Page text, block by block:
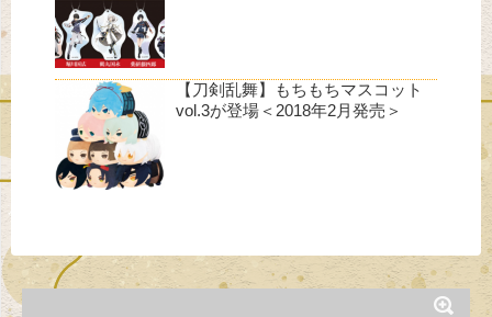
【刀剣乱舞】もちもちマスコット
vol.3が登場＜2018年2月発売＞